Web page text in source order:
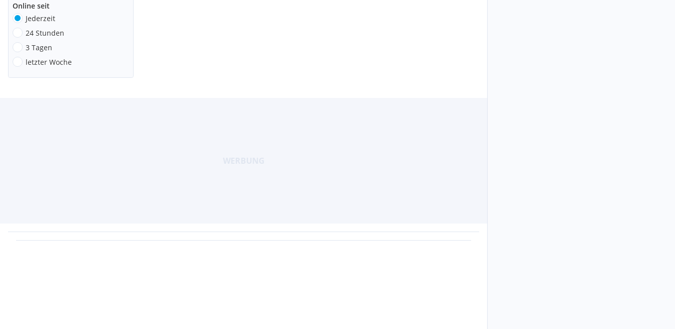
Online seit
Jederzeit
24 Stunden
3 Tagen
letzter Woche